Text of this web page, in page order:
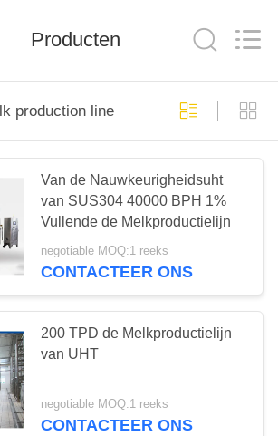
Producten
production line
Van de Nauwkeurigheidsuht
van SUS304 40000 BPH 1%
Vullende de Melkproductielijn
negotiable MOQ:1 reeks
CONTACTEER ONS
200 TPD de Melkproductielijn
van UHT
negotiable MOQ:1 reeks
CONTACTEER ONS